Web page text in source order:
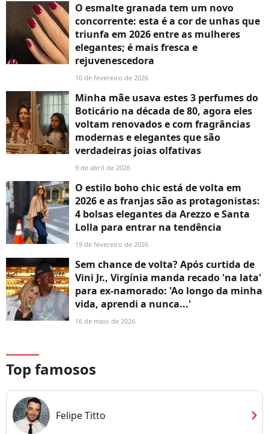
O esmalte granada tem um novo
concorrente: esta é a cor de unhas que
triunfa em 2026 entre as mulheres
elegantes; é mais fresca e
rejuvenescedora
10 de fevereiro de 2026
Minha mãe usava estes 3 perfumes do
Boticário na década de 80, agora eles
voltam renovados e com fragrâncias
modernas e elegantes que são
verdadeiras joias olfativas
9 de abril de 2026
O estilo boho chic está de volta em
2026 e as franjas são as protagonistas:
4 bolsas elegantes da Arezzo e Santa
Lolla para entrar na tendência
19 de fevereiro de 2026
Sem chance de volta? Após curtida de
Vini Jr., Virgínia manda recado 'na lata'
para ex-namorado: 'Ao longo da minha
vida, aprendi a nunca...'
16 de maio de 2026
Top famosos
Felipe Titto chevron_right